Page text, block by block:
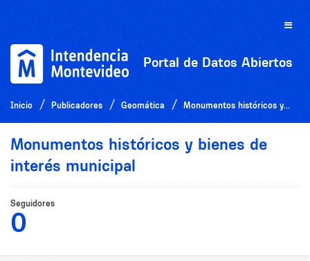
Toggle
Portal de Datos Abiertos
Inicio Publicadores Geomática Monumentos históricos y...
Monumentos históricos y bienes de
interés municipal
Seguidores
0